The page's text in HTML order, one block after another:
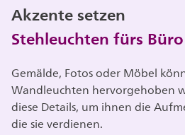
Akzente setzen
Stehleuchten fürs Büro
Gemälde, Fotos oder Möbel
Wandleuchten hervorgehoben
diese Details, um ihnen die
die sie verdienen.